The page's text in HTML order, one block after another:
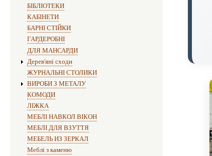
БІБЛІОТЕКИ
КАБІНЕТИ
БАРНІ СТІЙКИ
ГАРДЕРОБНІ
ДЛЯ МАНСАРДИ
Дерев'яні сходи
ЖУРНАЛЬНІ СТОЛИКИ
ВИРОБИ З МЕТАЛУ
КОМОДИ
ЛІЖКА
МЕБЛІ НАВКОЛ ВІКОН
МЕБЛІ ДЛЯ ВЗУТТЯ
МЕБЕЛЬ ИЗ ЗЕРКАЛ
Меблі з каменю